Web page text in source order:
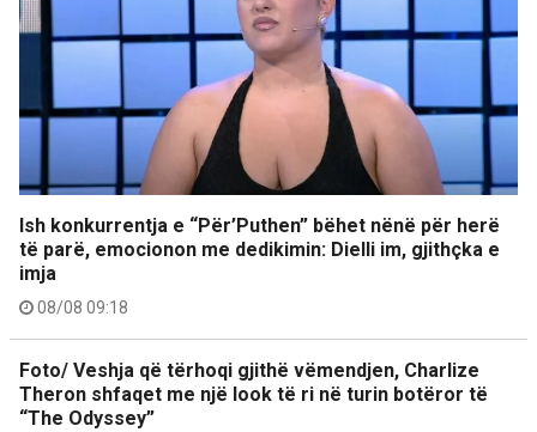
Ish konkurrentja e “Për’Puthen” bëhet nënë për herë
të parë, emocionon me dedikimin: Dielli im, gjithçka e
imja
08/08 09:18
Foto/ Veshja që tërhoqi gjithë vëmendjen, Charlize
Theron shfaqet me një look të ri në turin botëror të
“The Odyssey”